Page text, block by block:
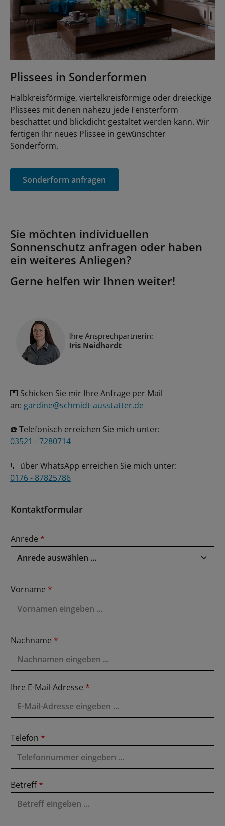
Plissees in Sonderformen
Halbkreisförmige, viertelkreisförmige oder dreieckige
Plissees mit denen nahezu jede Fensterform
beschattet und blickdicht gestaltet werden kann. Wir
fertigen Ihr neues Plissee in gewünschter
Sonderform.
Sonderform anfragen
Sie möchten individuellen
Sonnenschutz anfragen oder haben
ein weiteres Anliegen?
Gerne helfen wir Ihnen weiter!
💌 Schicken Sie mir Ihre Anfrage per Mail
an: gardine@schmidt-ausstatter.de
☎️ Telefonisch erreichen Sie mich unter:
03521 - 7280714
💬 über WhatsApp erreichen Sie mich unter:
0176 - 87825786
Kontaktformular
Anrede *
Vorname *
Nachname *
Ihre E-Mail-Adresse *
Telefon *
Betreff*